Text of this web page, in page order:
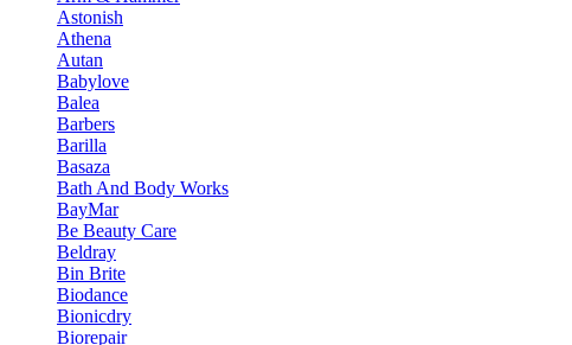
Astonish
Athena
Autan
Babylove
Balea
Barbers
Barilla
Basaza
Bath And Body Works
BayMar
Be Beauty Care
Beldray
Bin Brite
Biodance
Bionicdry
Biorepair